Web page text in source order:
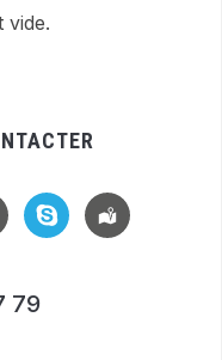
vide.
skype
location-
alt
79